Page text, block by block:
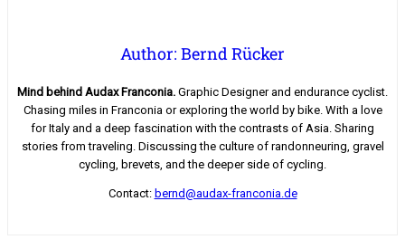
Author: Bernd Rücker
Mind behind Audax Franconia. Graphic Designer and endurance cyclist.
Chasing miles in Franconia or exploring the world by bike. With a love
for Italy and a deep fascination with the contrasts of Asia. Sharing
stories from traveling. Discussing the culture of randonneuring, gravel
cycling, brevets, and the deeper side of cycling.
Contact: bernd@audax-franconia.de